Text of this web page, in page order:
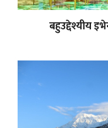
बहुउद्देश्यीय